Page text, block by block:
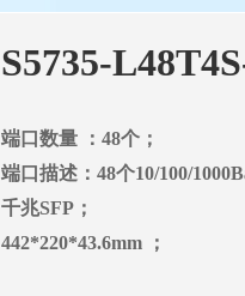
S5735-
端口数量 ：48个；
端口描述： 48个10/100/
千兆SFP；
442*220*43.6mm
；